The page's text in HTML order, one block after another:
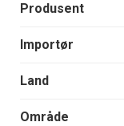
Produsent
Importør
Land
Område